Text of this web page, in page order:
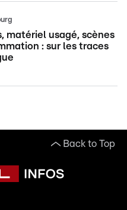
matériel usagé, scènes
: sur les traces
Back to Top